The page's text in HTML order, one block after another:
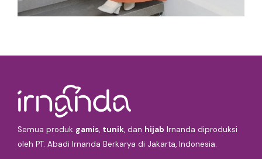
Semua produk gamis, tunik, dan hijab Irnanda diproduksi
oleh PT. Abadi Irnanda Berkarya di Jakarta, Indonesia.